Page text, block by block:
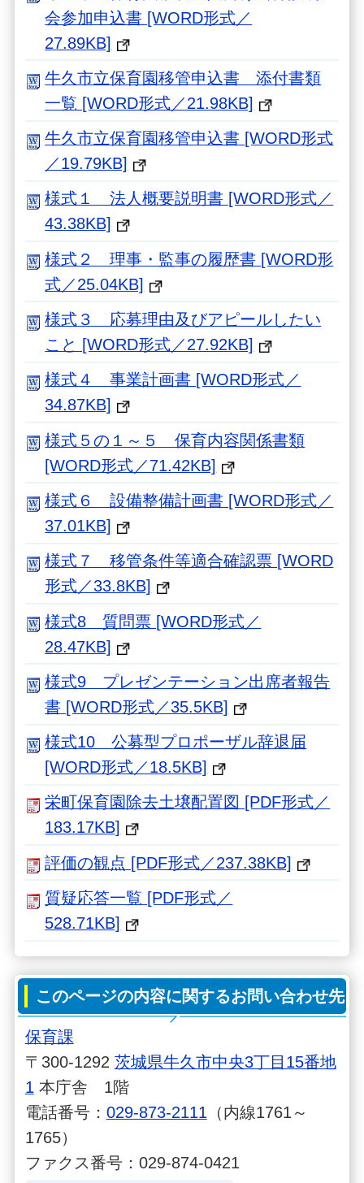
会参加申込書 [WORD形式／
27.89KB]
牛久市立保育園移管申込書 添付書類
一覧 [WORD形式／21.98KB]
牛久市立保育園移管申込書 [WORD形式
／19.79KB]
様式１ 法人概要説明書 [WORD形式／
43.38KB]
様式２ 理事・監事の履歴書 [WORD形
式／25.04KB]
様式３ 応募理由及びアピールしたい
こと [WORD形式／27.92KB]
様式４ 事業計画書 [WORD形式／
34.87KB]
様式５の１～５ 保育内容関係書類
[WORD形式／71.42KB]
様式６ 設備整備計画書 [WORD形式／
37.01KB]
様式７ 移管条件等適合確認票 [WORD
形式／33.8KB]
様式8 質問票 [WORD形式／
28.47KB]
様式9 プレゼンテーション出席者報告
書 [WORD形式／35.5KB]
様式10 公募型プロポーザル辞退届
[WORD形式／18.5KB]
栄町保育園除去土壌配置図 [PDF形式／
183.17KB]
評価の観点 [PDF形式／237.38KB]
質疑応答一覧 [PDF形式／
528.71KB]
このページの内容に関するお問い合わせ先
保育課
〒300-1292 茨城県牛久市中央3丁目15番地
1本庁舎 1階
電話番号： 029-873-2111（内線1761～
1765）
ファクス番号：029-874-0421